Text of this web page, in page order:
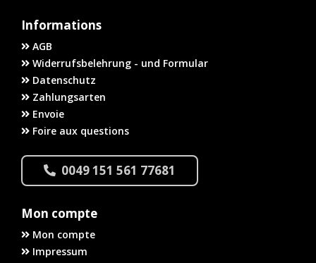
Informations
AGB
Widerrufsbelehrung - und Formular
Datenschutz
Zahlungsarten
Envoie
Foire aux questions
0049 151 561 77681
Mon compte
Mon compte
Impressum